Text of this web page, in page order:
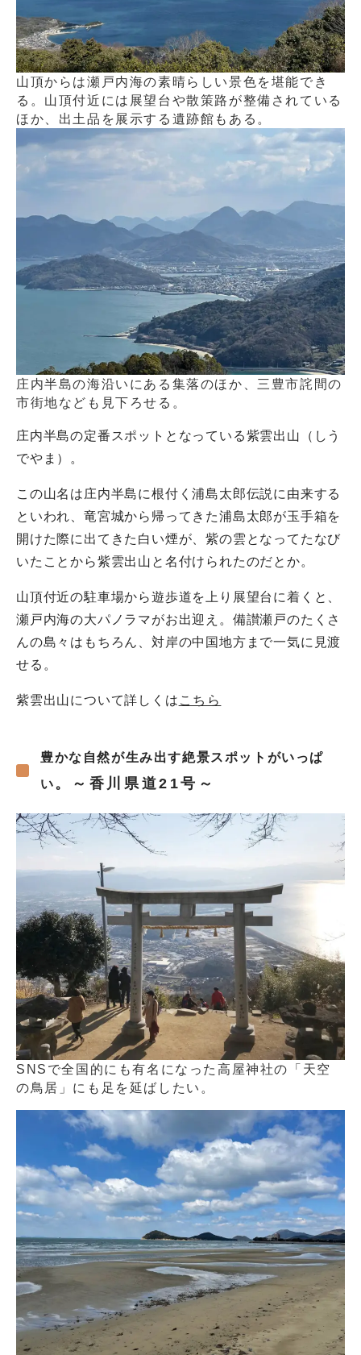
山頂からは瀬戸内海の素晴らしい景色を堪能でき
る。山頂付近には展望台や散策路が整備されている
ほか、出土品を展示する遺跡館もある。
庄内半島の海沿いにある集落のほか、三豊市詫間の
市街地なども見下ろせる。
庄内半島の定番スポットとなっている紫雲出山（しう
でやま）。
この山名は庄内半島に根付く浦島太郎伝説に由来する
といわれ、竜宮城から帰ってきた浦島太郎が玉手箱を
開けた際に出てきた白い煙が、紫の雲となってたなび
いたことから紫雲出山と名付けられたのだとか。
山頂付近の駐車場から遊歩道を上り展望台に着くと、
瀬戸内海の大パノラマがお出迎え。備讃瀬戸のたくさ
んの島々はもちろん、対岸の中国地方まで一気に見渡
せる。
紫雲出山について詳しくは こちら
豊かな自然が生み出す絶景スポットがいっぱ
い。～香川県道21号～
SNSで全国的にも有名になった高屋神社の「天空
の鳥居」にも足を延ばしたい。